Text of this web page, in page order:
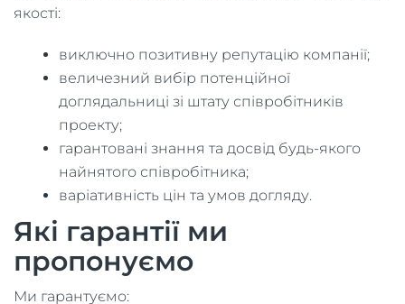
якості:
виключно позитивну репутацію компанії;
величезний вибір потенційної
доглядальниці зі штату співробітників
проекту;
гарантовані знання та досвід будь-якого
найнятого співробітника;
варіативність цін та умов догляду.
Які гарантії ми
пропонуємо
Ми гарантуємо: